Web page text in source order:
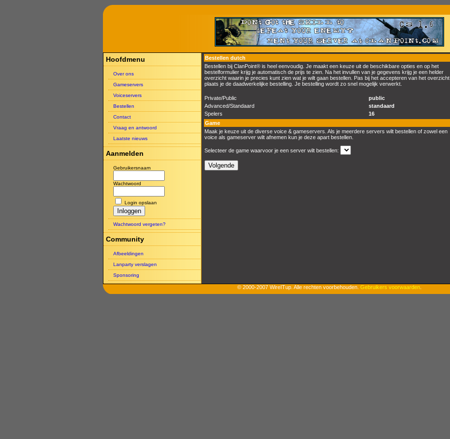
Hoofdmenu
Over ons
Gameservers
Voiceservers
Bestellen
Contact
Vraag en antwoord
Laatste nieuws
Aanmelden
Gebruikersnaam
Wachtwoord
Login opslaan
Wachtwoord vergeten?
Community
Afbeeldingen
Lanparty verslagen
Sponsoring
Bestellen dutch
Bestellen bij ClanPoint® is heel eenvoudig. Je maakt een keuze uit de beschikbare opties en op het
bestelformulier krijg je automatisch de prijs te zien. Na het invullen van je gegevens krijg je een helder
overzicht waarin je precies kunt zien wat je wilt gaan bestellen. Pas bij het accepteren van het overzicht
plaats je de daadwerkelijke bestelling. Je bestelling wordt zo snel mogelijk verwerkt.
Private/Public
public
Advanced/Standaard
standaard
Spelers
16
Game
Maak je keuze uit de diverse voice & gameservers. Als je meerdere servers wilt bestellen of zowel een
voice als gameserver wilt afnemen kun je deze apart bestellen.
Selecteer de game waarvoor je een server wilt bestellen:
© 2000-2007 WireITup. Alle rechten voorbehouden. Gebruikers voorwaarden